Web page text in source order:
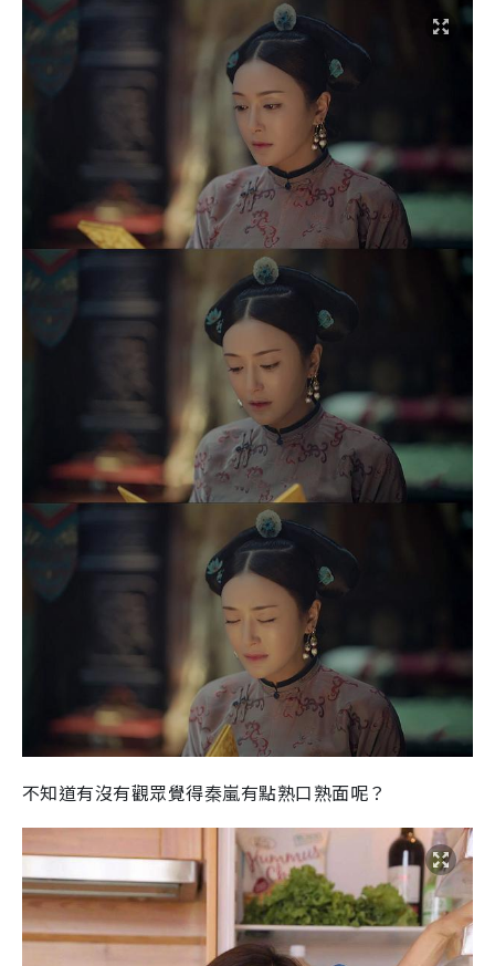
不知道有沒有觀眾覺得秦嵐有點熟口熟面呢？